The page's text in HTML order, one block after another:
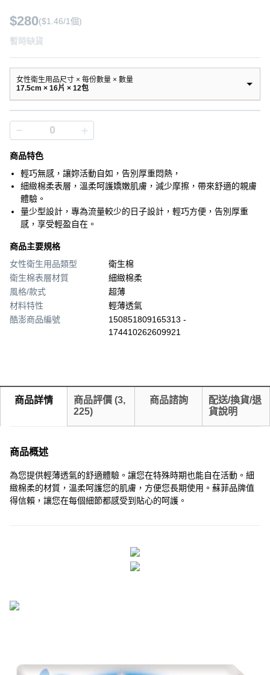
$280($1.46/1個)
暫時缺貨
女性衛生用品尺寸 × 每份數量 × 數量
17.5cm × 16片 × 12包
商品特色
輕巧無感，讓妳活動自如，告別厚重悶熱，
細緻棉柔表層，溫柔呵護嬌嫩肌膚，減少摩擦，帶來舒適的親膚
體驗。
量少型設計，專為流量較少的日子設計，輕巧方便，告別厚重
感，享受輕盈自在。
商品主要規格
女性衛生用品類型
衛生棉
衛生棉表層材質
細緻棉柔
風格/款式
超薄
材料特性
輕薄透氣
酷澎商品編號
150851809165313 -
174410262609921
商品詳情 商品評價 (3,
225)
商品諮詢
配送/換貨/退
貨說明
商品概述
為您提供輕薄透氣的舒適體驗。讓您在特殊時期也能自在活動。細
緻棉柔的材質，溫柔呵護您的肌膚，方便您長期使用。蘇菲品牌值
得信賴，讓您在每個細節都感受到貼心的呵護。